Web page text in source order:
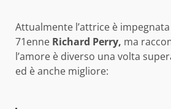
Attualmente l’attrice è
71enne Richard Perry, ma
l’amore è diverso una volta
ed è anche migliore: